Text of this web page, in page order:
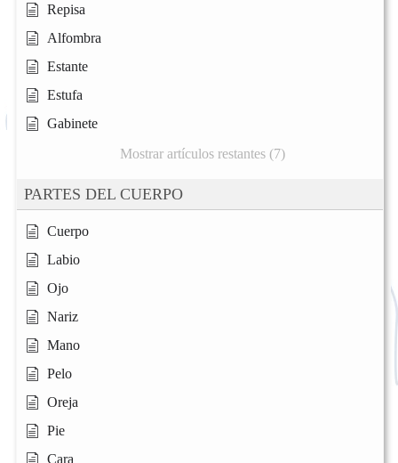
Repisa
Alfombra
Estante
Estufa
Gabinete
Mostrar artículos restantes (7)
PARTES DEL CUERPO
Cuerpo
Labio
Ojo
Nariz
Mano
Pelo
Oreja
Pie
Cara